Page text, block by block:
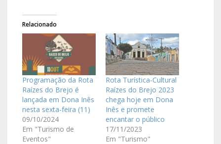
Relacionado
Programação da Rota
Raízes do Brejo é
lançada em Dona Inês
nesta sexta-feira (11)
09/10/2024
Em "Turismo de
Eventos"
Rota Turística-Cultural
Raízes do Brejo 2023
chega hoje em Dona
Inês e promete
encantar o público
17/11/2023
Em "Turismo"